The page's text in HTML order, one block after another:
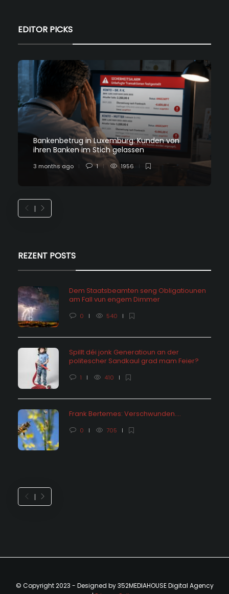
EDITOR PICKS
Bankenbetrug in Luxemburg: Kunden von
ihren Banken im Stich gelassen
3 months ago 1 1956
REZENT POSTS
Dem Staatsbeamten seng Obligatiounen
am Fall vun engem Dimmer
0 540
Spillt déi jonk Generatioun an der
politescher Sandkaul grad mam Feier?
1 410
Frank Bertemes: Verschwunden….
0 705
© Copyright 2023 - Designed by 352MEDIAHOUSE Digital Agency